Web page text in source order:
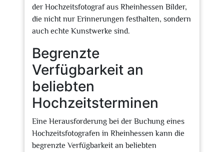
der Hochzeitsfotograf aus Rheinhessen Bilder,
die nicht nur Erinnerungen festhalten, sondern
auch echte Kunstwerke sind.
Begrenzte
Verfügbarkeit an
beliebten
Hochzeitsterminen
Eine Herausforderung bei der Buchung eines
Hochzeitsfotografen in Rheinhessen kann die
begrenzte Verfügbarkeit an beliebten